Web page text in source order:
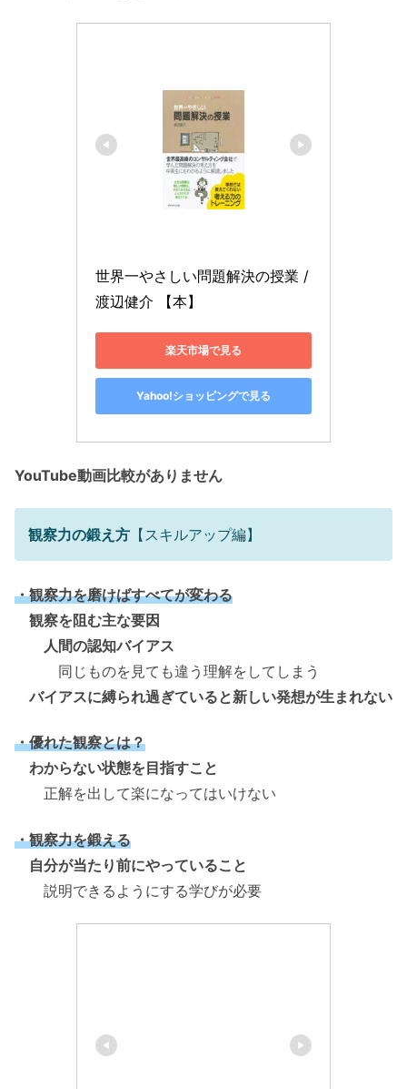
世界一やさしい問題解決の授業 /
渡辺健介 【本】
楽天市場で見る
Yahoo!ショッピングで見る
YouTube動画比較がありません
観察力の鍛え方 【スキルアップ編】
・観察力を磨けばすべてが変わる
観察を阻む主な要因
人間の認知バイアス
同じものを見ても違う理解をしてしまう
バイアスに縛られ過ぎていると新しい発想が生まれない
・優れた観察とは？
わからない状態を目指すこと
正解を出して楽になってはいけない
・観察力を鍛える
自分が当たり前にやっていること
説明できるようにする学びが必要